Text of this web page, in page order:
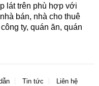
lát trên phù hợp với
bán, nhà cho thuê
ty, quán ăn, quán
Tin tức Liên hệ